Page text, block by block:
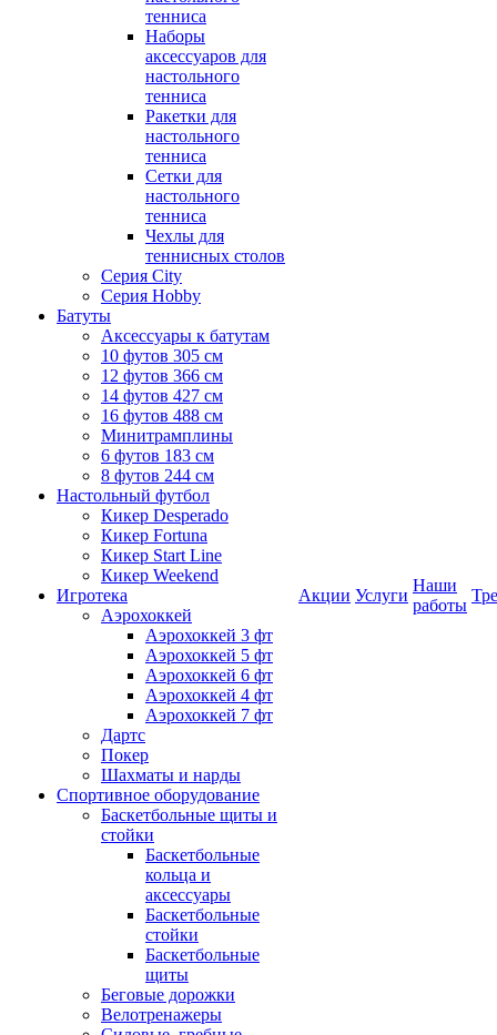
тенниса
Наборы
аксессуаров для
настольного
тенниса
Ракетки для
настольного
тенниса
Сетки для
настольного
тенниса
Чехлы для
теннисных столов
Серия City
Серия Hobby
Батуты
Аксессуары к батутам
10 футов 305 см
12 футов 366 см
14 футов 427 см
16 футов 488 см
Минитрамплины
6 футов 183 см
8 футов 244 см
Настольный футбол
Кикер Desperado
Кикер Fortuna
Кикер Start Line
Кикер Weekend
Игротека
Аэрохоккей
Аэрохоккей 3 фт
Аэрохоккей 5 фт
Аэрохоккей 6 фт
Аэрохоккей 4 фт
Аэрохоккей 7 фт
Дартс
Покер
Шахматы и нарды
Спортивное оборудование
Баскетбольные щиты и
стойки
Баскетбольные
кольца и
аксессуары
Баскетбольные
стойки
Баскетбольные
щиты
Беговые дорожки
Велотренажеры
Акции Услуги
Наши
работы